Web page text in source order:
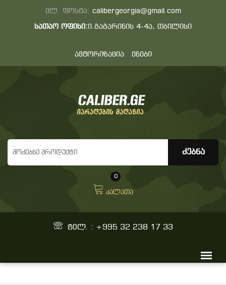
ელ. ფოსტა: calibergeorgia@gmail.com
სათაო ოფისი:ი.გაგარინის 4-4ა, თბილისი
ავტორიზაცია ენები
0
კალათა
ტელ. : +995 32 238 17 33